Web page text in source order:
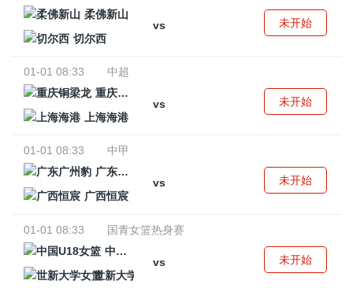
柔佛新山
vs
切尔西
未开始
01-01 08:33
中超
重庆铜梁龙
vs
上海海港
未开始
01-01 08:33
中甲
广东广州豹
vs
广西恒宸
未开始
01-01 08:33
国青女篮热身赛
中国U18女篮
vs
世新大学女篮
未开始